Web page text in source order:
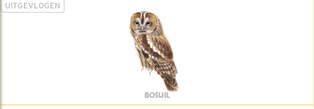
UITGEVLOGEN
BOSUIL